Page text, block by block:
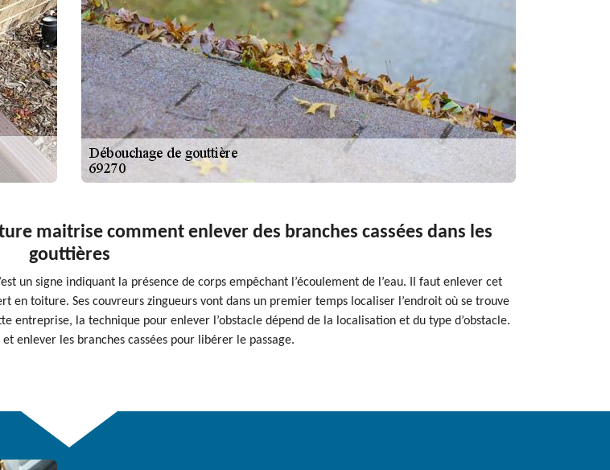
maitrise comment enlever des branches cassées dans les
gouttières
un signe indiquant la présence de corps empêchant l’écoulement de l’eau. Il faut enlever cet
en toiture. Ses couvreurs zingueurs vont dans un premier temps localiser l’endroit où se trouve
entreprise, la technique pour enlever l’obstacle dépend de la localisation et du type d’obstacle.
enlever les branches cassées pour libérer le passage.